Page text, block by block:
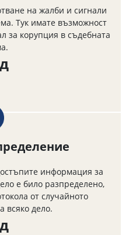
на жалби и сигнали
Тук имате възможност
за корупция в съдебната
информация за
е било разпределено,
от случайното
всяко дело.